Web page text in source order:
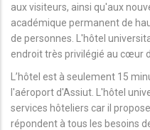
aux visiteurs, ainsi qu'aux
académique permanent de
de personnes. L'hôtel
endroit très privilégié au cœur
L’hôtel est à seulement 15
l'aéroport d'Assiut. L'hôtel
services hôteliers car il
répondent à tous les besoins